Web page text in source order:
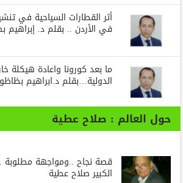
أثر القطارات السياحية في
في الأردن .. بقلم د. إبراهيم
ما بعد كورونا واعادة هيكلة
الدولية…بقلم د.ابراهيم بظاظو
حول العالم : صلاح عطية
قصة نجاح ..ومواجهة
الكبير صلاح عطية